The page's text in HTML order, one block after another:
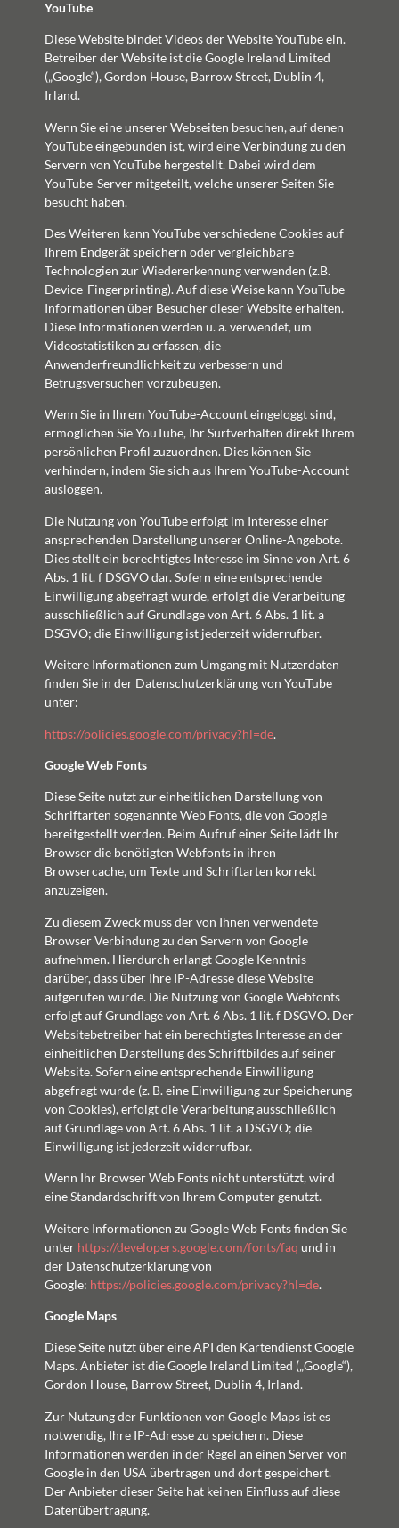
YouTube
Diese Website bindet Videos der Website YouTube ein.
Betreiber der Website ist die Google Ireland Limited
(„Google“), Gordon House, Barrow Street, Dublin 4,
Irland.
Wenn Sie eine unserer Webseiten besuchen, auf denen
YouTube eingebunden ist, wird eine Verbindung zu den
Servern von YouTube hergestellt. Dabei wird dem
YouTube-Server mitgeteilt, welche unserer Seiten Sie
besucht haben.
Des Weiteren kann YouTube verschiedene Cookies auf
Ihrem Endgerät speichern oder vergleichbare
Technologien zur Wiedererkennung verwenden (z.B.
Device-Fingerprinting). Auf diese Weise kann YouTube
Informationen über Besucher dieser Website erhalten.
Diese Informationen werden u. a. verwendet, um
Videostatistiken zu erfassen, die
Anwenderfreundlichkeit zu verbessern und
Betrugsversuchen vorzubeugen.
Wenn Sie in Ihrem YouTube-Account eingeloggt sind,
ermöglichen Sie YouTube, Ihr Surfverhalten direkt Ihrem
persönlichen Profil zuzuordnen. Dies können Sie
verhindern, indem Sie sich aus Ihrem YouTube-Account
ausloggen.
Die Nutzung von YouTube erfolgt im Interesse einer
ansprechenden Darstellung unserer Online-Angebote.
Dies stellt ein berechtigtes Interesse im Sinne von Art. 6
Abs. 1 lit. f DSGVO dar. Sofern eine entsprechende
Einwilligung abgefragt wurde, erfolgt die Verarbeitung
ausschließlich auf Grundlage von Art. 6 Abs. 1 lit. a
DSGVO; die Einwilligung ist jederzeit widerrufbar.
Weitere Informationen zum Umgang mit Nutzerdaten
finden Sie in der Datenschutzerklärung von YouTube
unter:
https://policies.google.com/privacy?hl=de.
Google Web Fonts
Diese Seite nutzt zur einheitlichen Darstellung von
Schriftarten sogenannte Web Fonts, die von Google
bereitgestellt werden. Beim Aufruf einer Seite lädt Ihr
Browser die benötigten Webfonts in ihren
Browsercache, um Texte und Schriftarten korrekt
anzuzeigen.
Zu diesem Zweck muss der von Ihnen verwendete
Browser Verbindung zu den Servern von Google
aufnehmen. Hierdurch erlangt Google Kenntnis
darüber, dass über Ihre IP-Adresse diese Website
aufgerufen wurde. Die Nutzung von Google Webfonts
erfolgt auf Grundlage von Art. 6 Abs. 1 lit. f DSGVO. Der
Websitebetreiber hat ein berechtigtes Interesse an der
einheitlichen Darstellung des Schriftbildes auf seiner
Website. Sofern eine entsprechende Einwilligung
abgefragt wurde (z. B. eine Einwilligung zur Speicherung
von Cookies), erfolgt die Verarbeitung ausschließlich
auf Grundlage von Art. 6 Abs. 1 lit. a DSGVO; die
Einwilligung ist jederzeit widerrufbar.
Wenn Ihr Browser Web Fonts nicht unterstützt, wird
eine Standardschrift von Ihrem Computer genutzt.
Weitere Informationen zu Google Web Fonts finden Sie
unter https://developers.google.com/fonts/faq und in
der Datenschutzerklärung von
Google: https://policies.google.com/privacy?hl=de.
Google Maps
Diese Seite nutzt über eine API den Kartendienst Google
Maps. Anbieter ist die Google Ireland Limited („Google“),
Gordon House, Barrow Street, Dublin 4, Irland.
Zur Nutzung der Funktionen von Google Maps ist es
notwendig, Ihre IP-Adresse zu speichern. Diese
Informationen werden in der Regel an einen Server von
Google in den USA übertragen und dort gespeichert.
Der Anbieter dieser Seite hat keinen Einfluss auf diese
Datenübertragung.